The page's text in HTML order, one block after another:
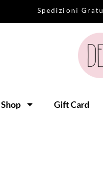
Sped izi on i Gratu
Shop Gift Card